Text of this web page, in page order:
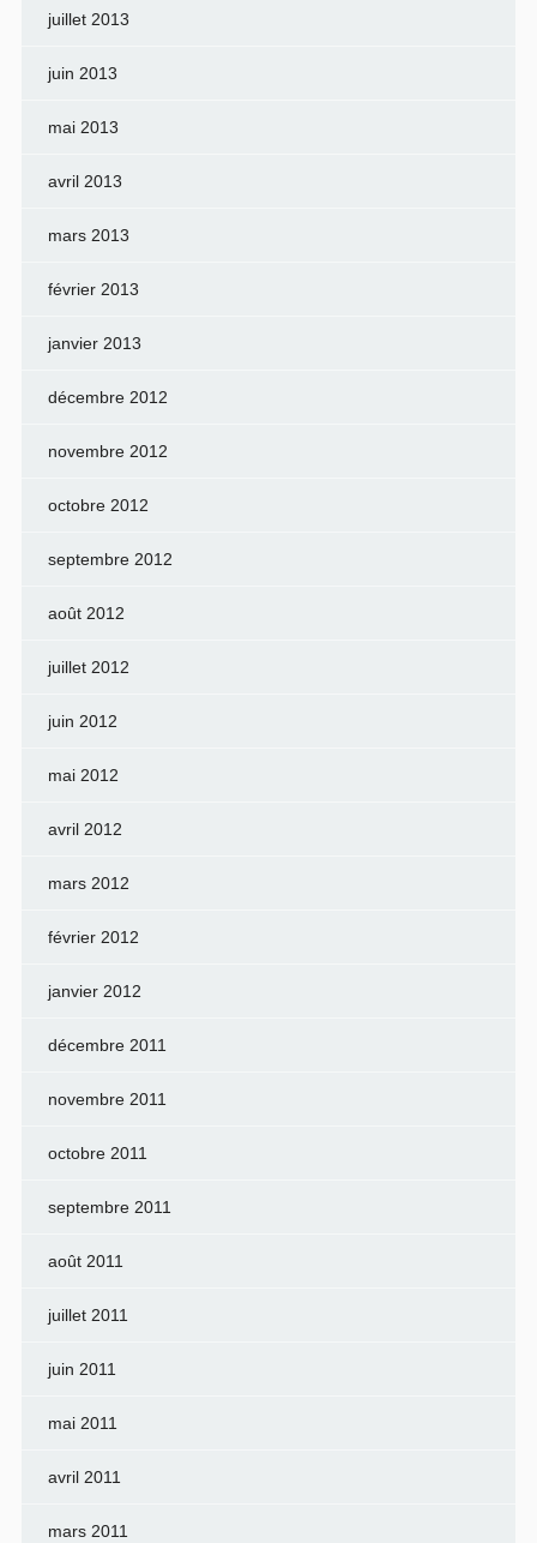
juillet 2013
juin 2013
mai 2013
avril 2013
mars 2013
février 2013
janvier 2013
décembre 2012
novembre 2012
octobre 2012
septembre 2012
août 2012
juillet 2012
juin 2012
mai 2012
avril 2012
mars 2012
février 2012
janvier 2012
décembre 2011
novembre 2011
octobre 2011
septembre 2011
août 2011
juillet 2011
juin 2011
mai 2011
avril 2011
mars 2011